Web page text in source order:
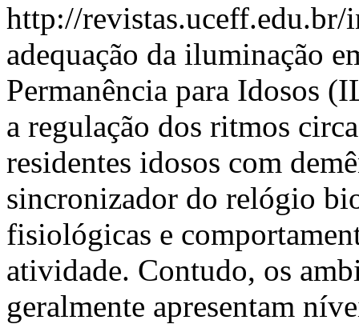
http://
adequação da iluminação
Permanência para Idosos
a regulação dos ritmos
residentes idosos com
sincronizador do relógio
fisiológicas e
atividade. Contudo, os
geralmente apresentam